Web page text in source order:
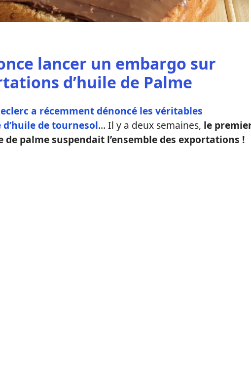
lancer un embargo sur
d’huile de Palme
a récemment dénoncé les véritables
de tournesol… Il y a deux semaines, le
palme suspendait l’ensemble des exportations !